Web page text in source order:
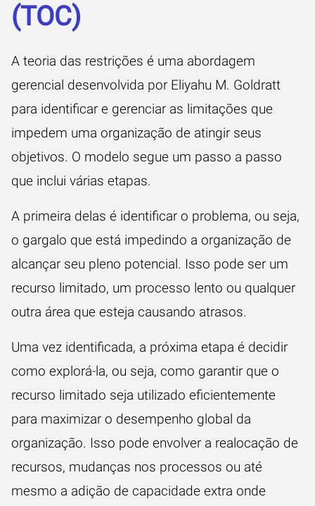
(TOC)
A teoria das restrições é uma abordagem
gerencial desenvolvida por Eliyahu M. Goldratt
para identificar e gerenciar as limitações que
impedem uma organização de atingir seus
objetivos. O modelo segue um passo a passo
que inclui várias etapas.
A primeira delas é identificar o problema, ou seja,
o gargalo que está impedindo a organização de
alcançar seu pleno potencial. Isso pode ser um
recurso limitado, um processo lento ou qualquer
outra área que esteja causando atrasos.
Uma vez identificada, a próxima etapa é decidir
como explorá-la, ou seja, como garantir que o
recurso limitado seja utilizado eficientemente
para maximizar o desempenho global da
organização. Isso pode envolver a realocação de
recursos, mudanças nos processos ou até
mesmo a adição de capacidade extra onde